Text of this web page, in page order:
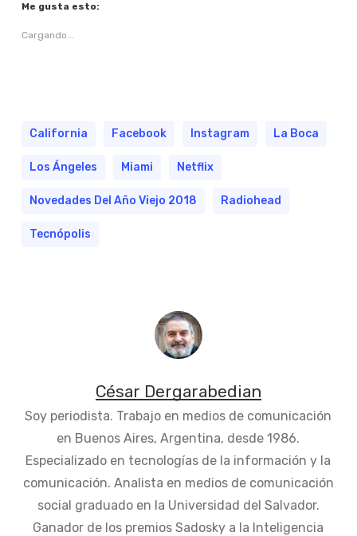
Me gusta esto:
Cargando...
California Facebook Instagram La Boca
Los Ángeles Miami Netflix
Novedades Del Año Viejo 2018 Radiohead
Tecnópolis
César Dergarabedian
Soy periodista. Trabajo en medios de comunicación
en Buenos Aires, Argentina, desde 1986.
Especializado en tecnologías de la información y la
comunicación. Analista en medios de comunicación
social graduado en la Universidad del Salvador.
Ganador de los premios Sadosky a la Inteligencia